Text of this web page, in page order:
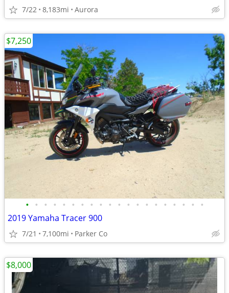
7/22 8,183mi Aurora
• • • • • • • • • • • • • • • • • • • •
2019 Yamaha Tracer 900
7/21 7,100mi Parker Co
$7,250
$8,000